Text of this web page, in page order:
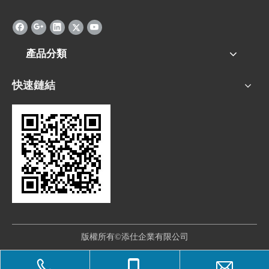
產品分類
快速鏈結
版權所有©添仕企業有限公司